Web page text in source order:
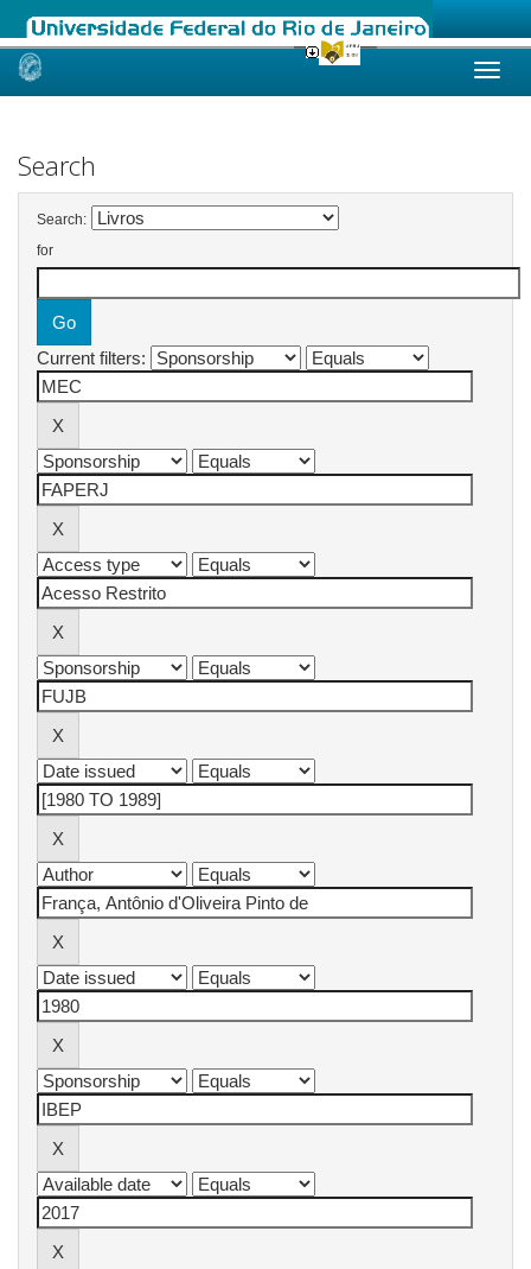
Skip
Search
Search:
for
Current filters: